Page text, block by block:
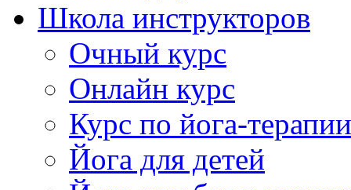
Школа инструкторов
Очный курс
Онлайн курс
Курс по йога-терапии
Йога для детей